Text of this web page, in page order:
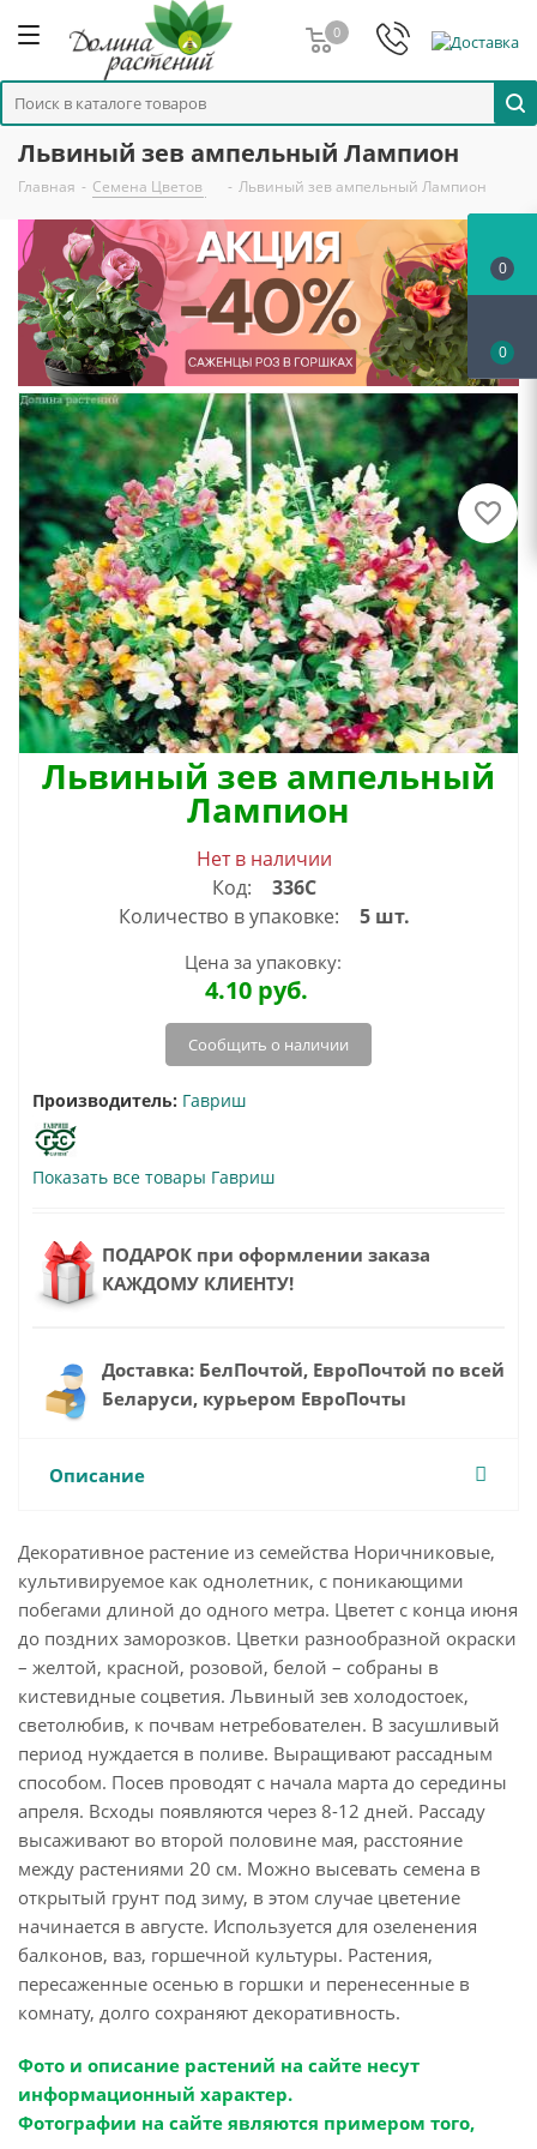
0
Львиный зев ампельный Лампион
Главная - Семена Цветов - Львиный зев ампельный Лампион
Львиный зев ампельный
Лампион
Нет в наличии
Код:
336С
Количество в упаковке:
5 шт.
Цена за упаковку:
4.10 руб.
Сообщить о наличии
Производитель: Гавриш
Показать все товары Гавриш
ПОДАРОК при оформлении заказа
КАЖДОМУ КЛИЕНТУ!
Доставка: БелПочтой, ЕвроПочтой по всей
Беларуси, курьером ЕвроПочты
Описание
Декоративное растение из семейства Норичниковые,
культивируемое как однолетник, с поникающими
побегами длиной до одного метра. Цветет с конца июня
до поздних заморозков. Цветки разнообразной окраски
– желтой, красной, розовой, белой – собраны в
кистевидные соцветия. Львиный зев холодостоек,
светолюбив, к почвам нетребователен. В засушливый
период нуждается в поливе. Выращивают рассадным
способом. Посев проводят с начала марта до середины
апреля. Всходы появляются через 8-12 дней. Рассаду
высаживают во второй половине мая, расстояние
между растениями 20 см. Можно высевать семена в
открытый грунт под зиму, в этом случае цветение
начинается в августе. Используется для озеленения
балконов, ваз, горшечной культуры. Растения,
пересаженные осенью в горшки и перенесенные в
комнату, долго сохраняют декоративность.
Фото и описание растений на сайте несут
информационный характер.
Фотографии на сайте являются примером того,
0
0